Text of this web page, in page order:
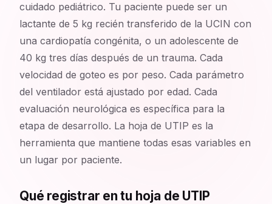
cuidado pediátrico. Tu paciente puede ser un
lactante de 5 kg recién transferido de la UCIN con
una cardiopatía congénita, o un adolescente de
40 kg tres días después de un trauma. Cada
velocidad de goteo es por peso. Cada parámetro
del ventilador está ajustado por edad. Cada
evaluación neurológica es específica para la
etapa de desarrollo. La hoja de UTIP es la
herramienta que mantiene todas esas variables en
un lugar por paciente.
Qué registrar en tu hoja de UTIP